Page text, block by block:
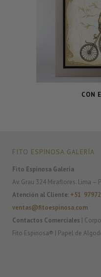
CON
FITO ESPINOSA GALERÍA
Fito Espinosa Galería
Av. Grau 324 Miraflores. Lima –
Atención al Cliente: +51
ventas@fitoespinosa.com
Contactos Comerciales |
Fito Espinosa® | Papel de